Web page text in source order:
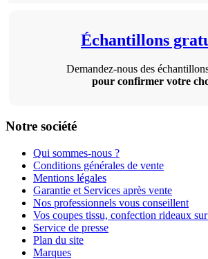
Échantillons
Demandez-nous des
pour confirmer votre
Notre société
Qui sommes-nous ?
Conditions générales de vente
Mentions légales
Garantie et Services après vente
Nos professionnels vous conseillent
Vos coupes tissu, confection rideaux
Service de presse
Plan du site
Marques